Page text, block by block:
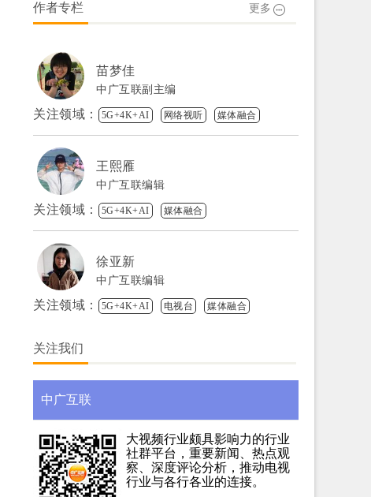
作者专栏 更多
苗梦佳
中广互联副主编
关注领域： 5G+4K+AI 网络视听 媒体融合
王熙雁
中广互联编辑
关注领域： 5G+4K+AI 媒体融合
徐亚新
中广互联编辑
关注领域： 5G+4K+AI 电视台 媒体融合
关注我们
中广互联
大视频行业颇具影响力的行业
社群平台，重要新闻、热点观
察、深度评论分析，推动电视
行业与各行各业的连接。